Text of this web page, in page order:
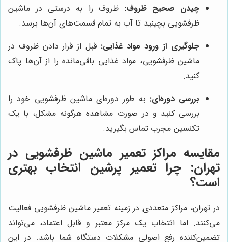
چیدن صحیح ظروف: ظروف را به درستی در ماشین
ظرفشویی بچینید تا آب به تمام قسمت‌های آن‌ها برسد.
جلوگیری از ورود مواد غذایی: قبل از قرار دادن ظروف در
ماشین ظرفشویی، مواد غذایی باقی‌مانده را از آن‌ها پاک
کنید.
بررسی دوره‌ای: به طور دوره‌ای ماشین ظرفشویی خود را
بررسی کنید و در صورت مشاهده هرگونه مشکل، با یک
تکنسین مجرب تماس بگیرید.
مقایسه مراکز تعمیر ماشین ظرفشویی در
تهران: چراتعمیر پرشین انتخاب بهتری
است؟
در تهران، مراکز متعددی در زمینه تعمیر ماشین ظرفشویی فعالیت
می‌کنند. اما انتخاب یک مرکز معتبر و قابل اعتماد، می‌تواند
تضمین‌کننده رفع اصولی مشکلات دستگاه شما باشد. در این